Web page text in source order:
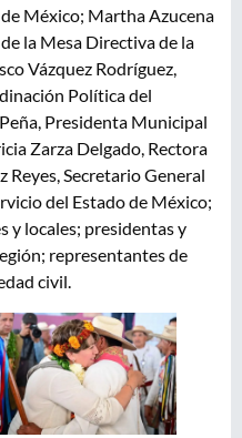
México; Martha Azucena
la Mesa Directiva de la
Vázquez Rodríguez,
Política del
Presidenta Municipal
Zarza Delgado, Rectora
Secretario General
del Estado de México;
y locales; presidentas y
representantes de
civil.